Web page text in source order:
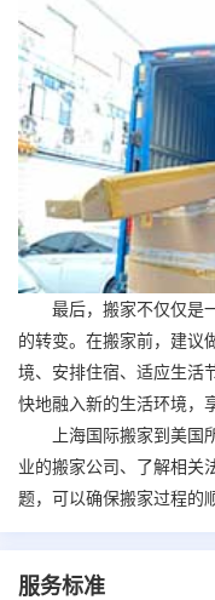
最后，搬家不仅仅是一
的转变。在搬家前，建议
境、安排住宿、适应生活
快地融入新的生活环境，
上海国际搬家到美国
业的搬家公司、了解相关
题，可以确保搬家过程的
服务标准